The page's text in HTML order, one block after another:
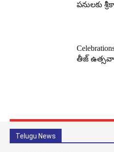
పనులకు
తీజ్
Telugu News